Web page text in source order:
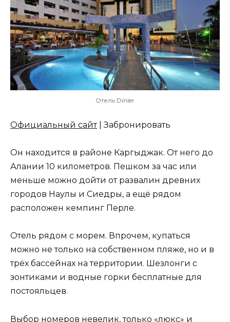
Отель Dinler
Официальный сайт| Забронировать
Он находится в районе Каргыджак. От него до
Алании 10 километров. Пешком за час или
меньше можно дойти от развалин древних
городов Наулы и Сиедры, а ещё рядом
расположен кемпинг Перле.
Отель рядом с морем. Впрочем, купаться
можно не только на собственном пляже, но и в
трёх бассейнах на территории. Шезлонги с
зонтиками и водные горки бесплатные для
постояльцев.
Выбор номеров невелик, только «люкс» и